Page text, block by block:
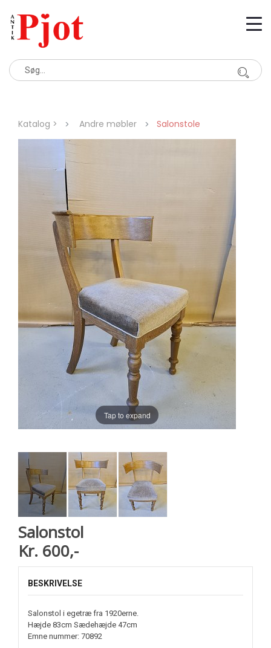
Katalog > Andre møbler Salonstole
Tap to expand
Salonstol
Kr. 600,-
BESKRIVELSE
Salonstol i egetræ fra 1920erne.
Hæjde 83cm Sædehæjde 47cm
Emne nummer: 70892